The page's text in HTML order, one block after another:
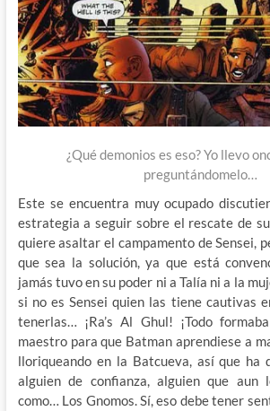
¿Qué demonios es eso? Yo llevo
preguntándomelo…
Este se encuentra muy ocupado
estrategia a seguir sobre el rescate de
quiere asaltar el campamento de Sensei,
que sea la solución, ya que está
jamás tuvo en su poder ni a Talía ni a la
si no es Sensei quien las tiene cautivas
tenerlas… ¡Ra’s Al Ghul! ¡Todo
maestro para que Batman aprendiese a
lloriqueando en la Batcueva, así que ha
alguien de confianza, alguien que aun
como… Los Gnomos. Sí, eso debe tener